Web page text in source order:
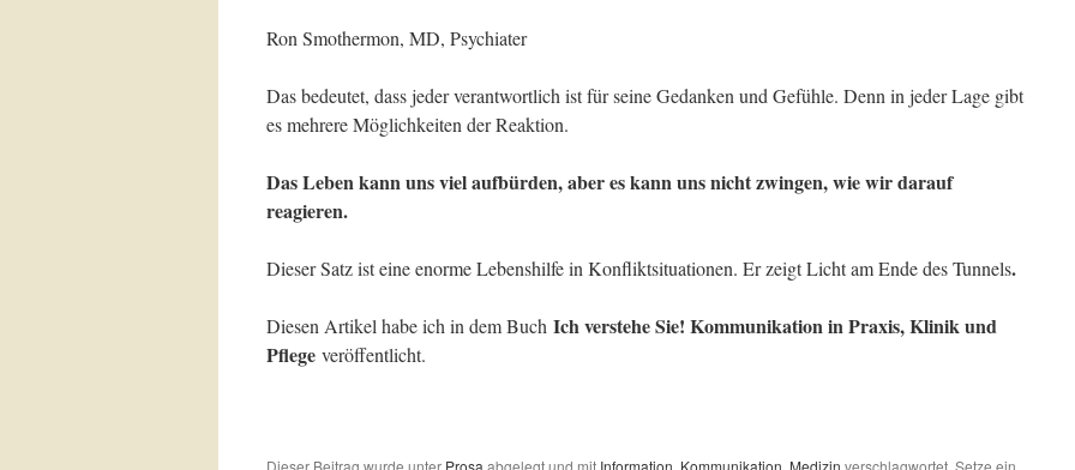
Ron Smothermon, MD, Psychiater
Das bedeutet, dass jeder verantwortlich ist für seine Gedanken und Gefühle. Denn in jeder Lage gibt
es mehrere Möglichkeiten der Reaktion.
Das Leben kann uns viel aufbürden, aber es kann uns nicht zwingen, wie wir darauf
reagieren.
Dieser Satz ist eine enorme Lebenshilfe in Konfliktsituationen. Er zeigt Licht am Ende des Tunnels.
Diesen Artikel habe ich in dem Buch Ich verstehe Sie! Kommunikation in Praxis, Klinik und
Pflege veröffentlicht.
Dieser Beitrag wurde unter Prosa abgelegt und mit Information Kommunikation Medizin verschlagwortet. Setze ein